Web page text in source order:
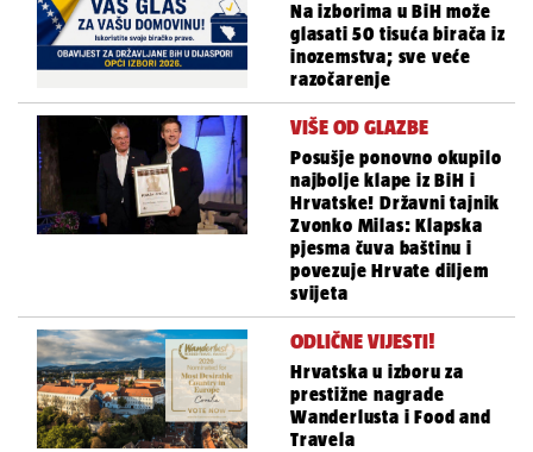
Na izborima u BiH može
glasati 50 tisuća birača iz
inozemstva; sve veće
razočarenje
VIŠE OD GLAZBE
Posušje ponovno okupilo
najbolje klape iz BiH i
Hrvatske! Državni tajnik
Zvonko Milas: Klapska
pjesma čuva baštinu i
povezuje Hrvate diljem
svijeta
ODLIČNE VIJESTI!
Hrvatska u izboru za
prestižne nagrade
Wanderlusta i Food and
Travela